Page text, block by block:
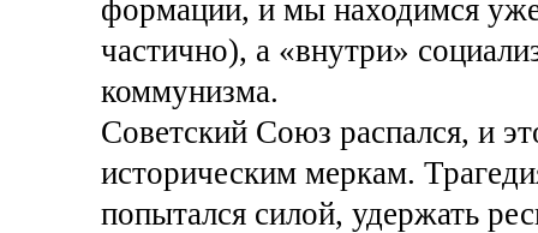
формации, и мы находимся
частично), а «внутри»
коммунизма.
Советский Союз распался, и
историческим меркам.
попытался силой, удержать